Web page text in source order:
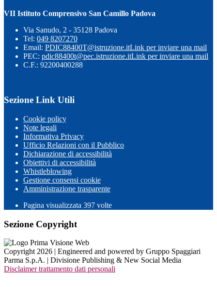
VII Istituto Comprensivo San Camillo Padova
Via Sanudo, 2 - 35128 Padova
Tel: 049 8207270
Email: PDIC88400T@istruzione.itLink per inviare una mail
PEC: pdic88400t@pec.istruzione.itLink per inviare una mail
C.F.: 92200400288
Sezione Link Utili
Cookie policy
Note legali
Informativa Privacy
Ufficio Relazioni con il Pubblico
Dichiarazione di accessibilità
Obiettivi di accessibilità
Whistleblowing
Gestione consensi cookie
Amministrazione trasparente
Pagina visualizzata 397 volte
Sezione Copyright
Copyright 2026 | Engineered and powered by Gruppo Spaggiari
Parma S.p.A. | Divisione Publishing & New Social Media
Disclaimer trattamento dati personali